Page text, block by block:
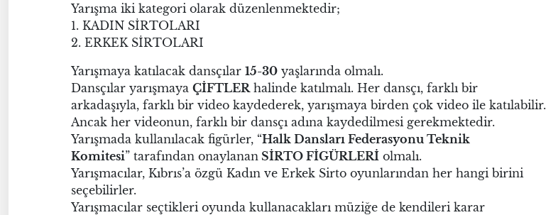
Yarışma iki kategori olarak düzenlenmektedir;
1. KADIN SİRTOLARI
2. ERKEK SİRTOLARI
Yarışmaya katılacak dansçılar 15-30 yaşlarında olmalı.
Dansçılar yarışmaya ÇİFTLER halinde katılmalı. Her dansçı, farklı bir
arkadaşıyla, farklı bir video kaydederek, yarışmaya birden çok video ile katılabilir.
Ancak her videonun, farklı bir dansçı adına kaydedilmesi gerekmektedir.
Yarışmada kullanılacak figürler, “Halk Dansları Federasyonu Teknik
Komitesi” tarafından onaylanan SİRTO FİGÜRLERİ olmalı.
Yarışmacılar, Kıbrıs’a özgü Kadın ve Erkek Sirto oyunlarından her hangi birini
seçebilirler.
Yarışmacılar seçtikleri oyunda kullanacakları müziğe de kendileri karar